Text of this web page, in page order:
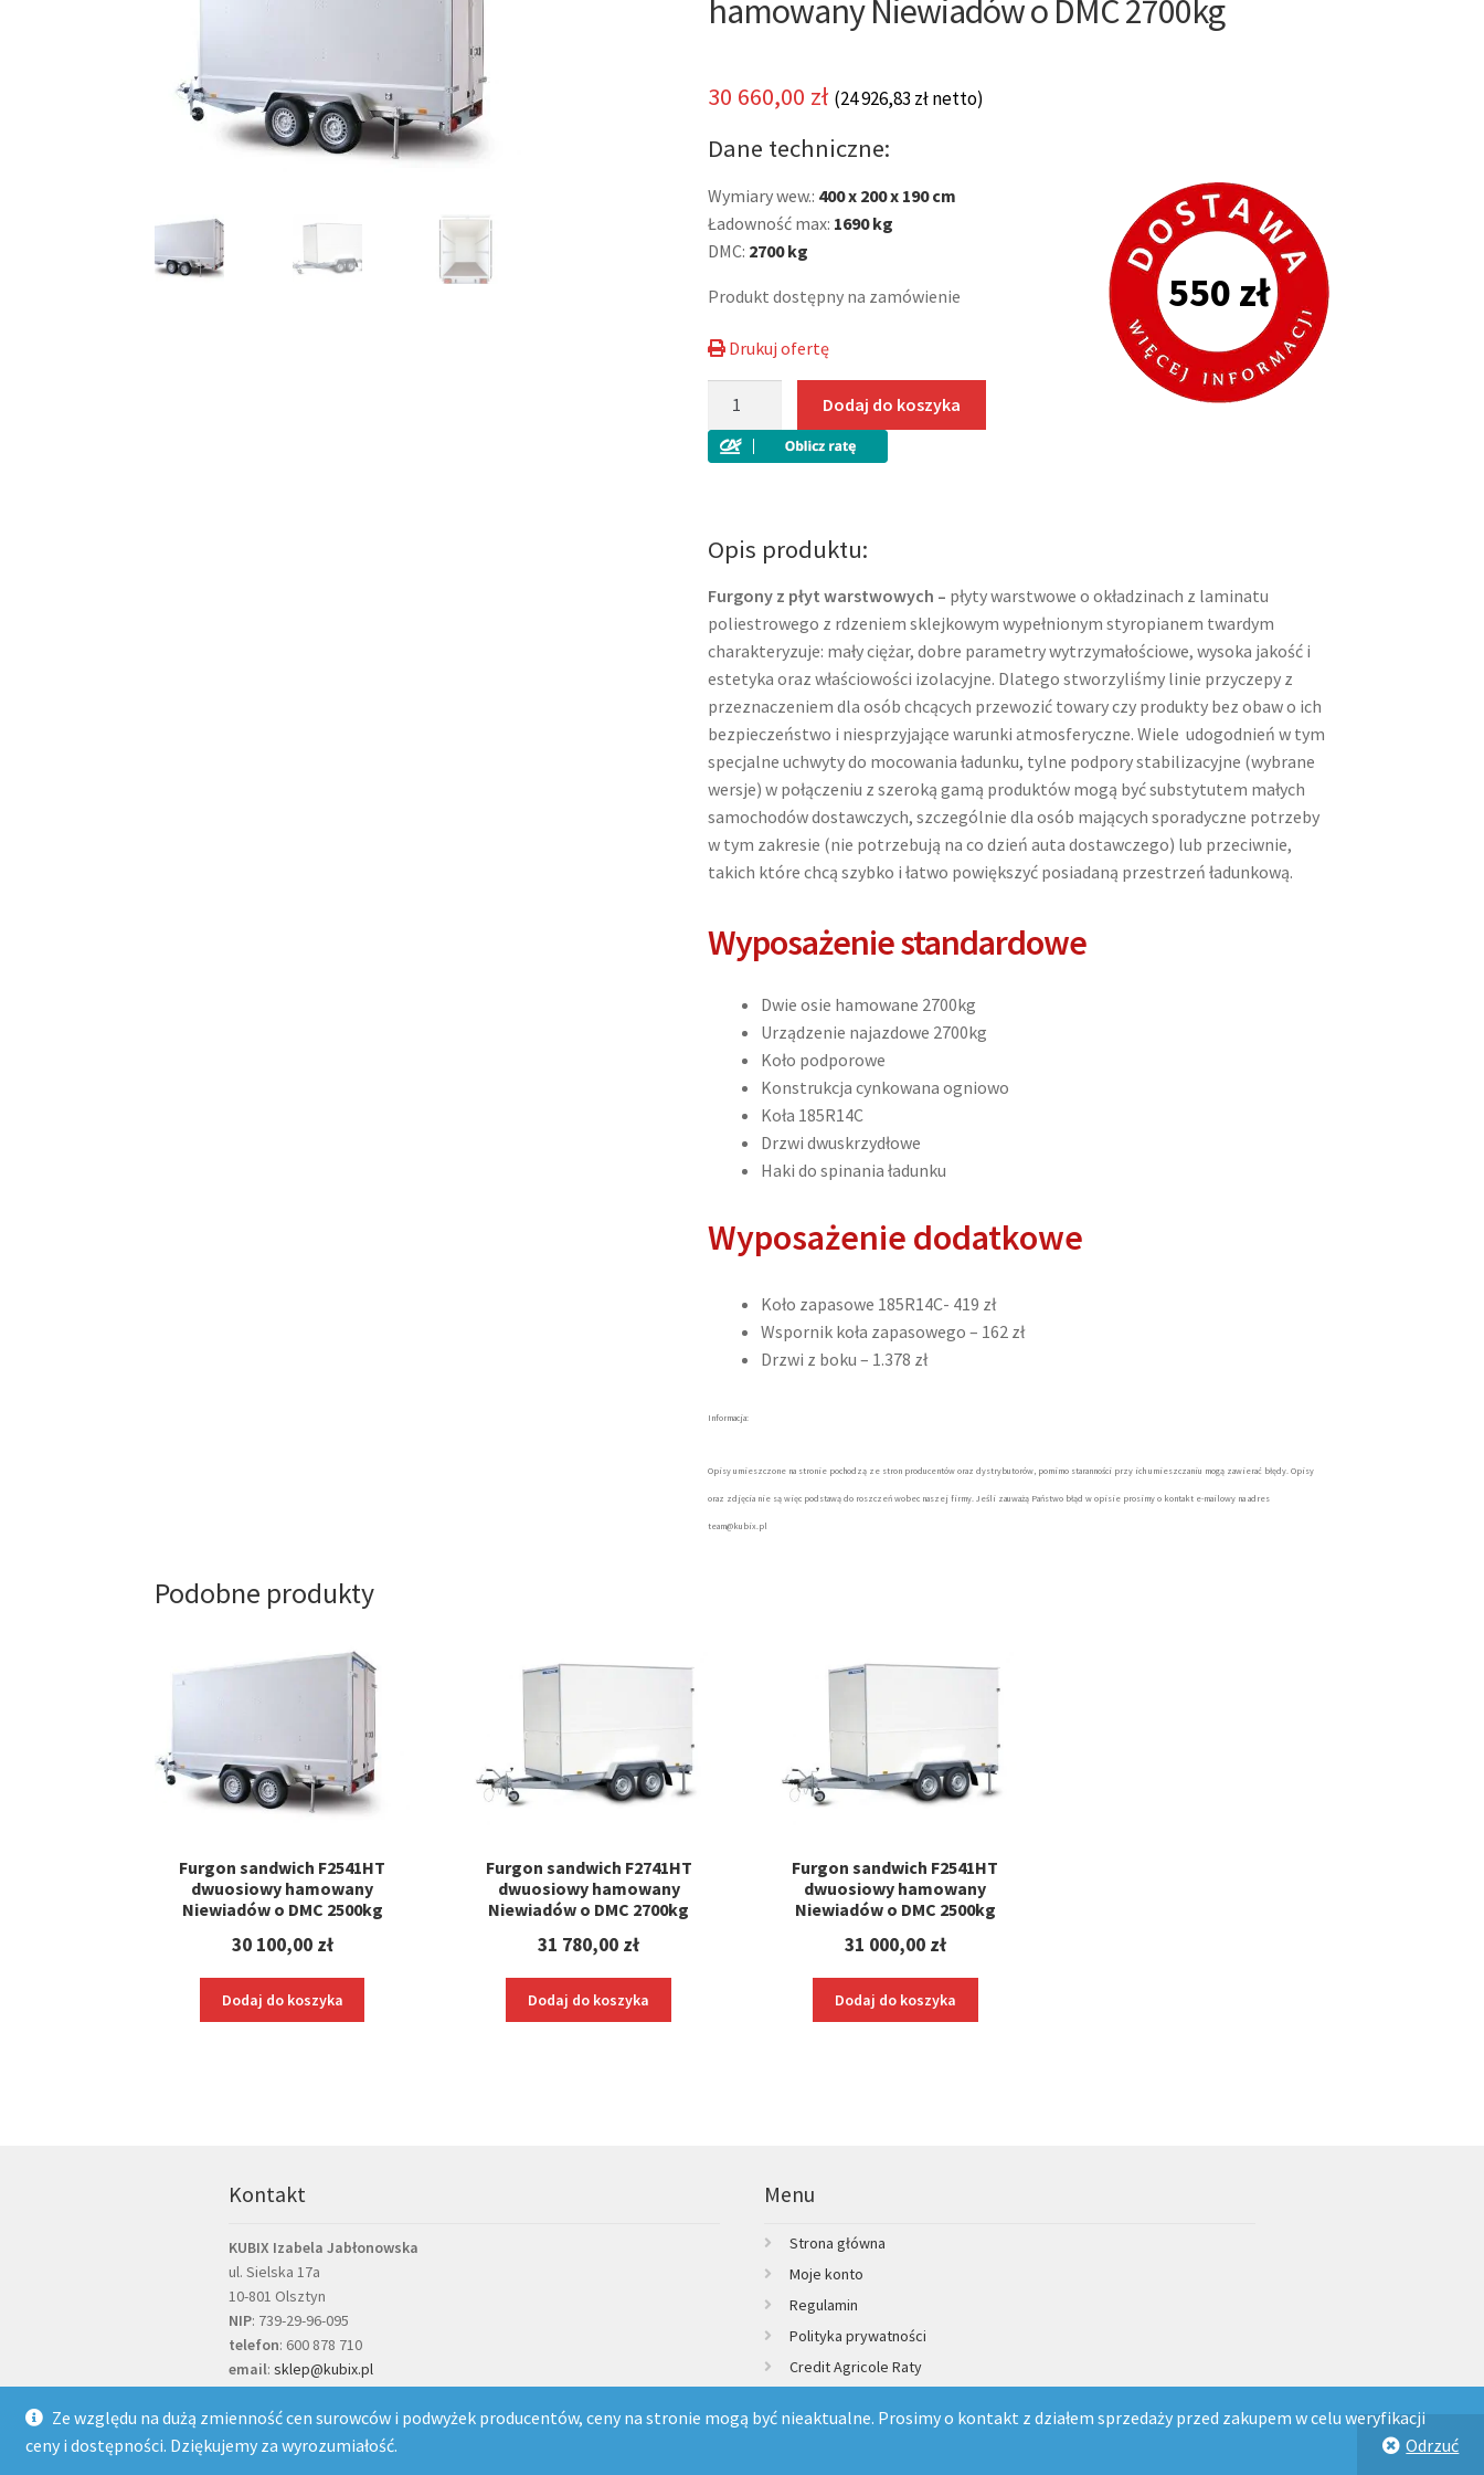
Ze względu na dużą zmienność cen surowców i podwyżek producentów, ceny na stronie mogą być nieaktualne. Prosimy o kontakt z działem sprzedaży przed zakupem w celu weryfikacji
ceny i dostępności. Dziękujemy za wyrozumiałość.
Odrzuć
hamowany Niewiadów o DMC 2700kg
30 660,00 zł (24 926,83 złnetto)
Dane techniczne:
550 zł
Wymiary wew.: 400 x 200 x 190 cm
Ładowność max: 1690 kg
DMC: 2700 kg
Produkt dostępny na zamówienie
Drukuj ofertę
sandwich
Niewiadów
o
DMC
2700kg
Dodaj do koszyka
Opis produktu:
Furgony z płyt warstwowych – płyty warstwowe o okładzinach z laminatu
poliestrowego z rdzeniem sklejkowym wypełnionym styropianem twardym
charakteryzuje: mały ciężar, dobre parametry wytrzymałościowe, wysoka jakość i
estetyka oraz właściowości izolacyjne. Dlatego stworzyliśmy linie przyczepy z
przeznaczeniem dla osób chcących przewozić towary czy produkty bez obaw o ich
bezpieczeństwo i niesprzyjające warunki atmosferyczne. Wiele udogodnień w tym
specjalne uchwyty do mocowania ładunku, tylne podpory stabilizacyjne (wybrane
wersje) w połączeniu z szeroką gamą produktów mogą być substytutem małych
samochodów dostawczych, szczególnie dla osób mających sporadyczne potrzeby
w tym zakresie (nie potrzebują na co dzień auta dostawczego) lub przeciwnie,
takich które chcą szybko i łatwo powiększyć posiadaną przestrzeń ładunkową.
Wyposażenie standardowe
Dwie osie hamowane 2700kg
Urządzenie najazdowe 2700kg
Koło podporowe
Konstrukcja cynkowana ogniowo
Koła 185R14C
Drzwi dwuskrzydłowe
Haki do spinania ładunku
Wyposażenie dodatkowe
Koło zapasowe 185R14C- 419 zł
Wspornik koła zapasowego – 162 zł
Drzwi z boku – 1.378 zł
Informacja:
Opisy umieszczone na stronie pochodzą ze stron producentów oraz dystrybutorów, pomimo staranności przy ich umieszczaniu mogą zawierać błędy. Opisy
oraz zdjęcia nie są więc podstawą do roszczeń wobec naszej firmy. Jeśli zauważą Państwo błąd w opisie prosimy o kontakt e-mailowy na adres
team@kubix.pl
Podobne produkty
Furgon sandwich F2541HT
dwuosiowy hamowany
Niewiadów o DMC 2500kg
30 100,00 zł
Dodaj do koszyka
Furgon sandwich F2741HT
dwuosiowy hamowany
Niewiadów o DMC 2700kg
31 780,00 zł
Dodaj do koszyka
Furgon sandwich F2541HT
dwuosiowy hamowany
Niewiadów o DMC 2500kg
31 000,00 zł
Dodaj do koszyka
Kontakt
KUBIX Izabela Jabłonowska
ul. Sielska 17a
10-801 Olsztyn
NIP: 739-29-96-095
telefon: 600 878 710
email: sklep@kubix.pl
Menu
Strona główna
Moje konto
Regulamin
Polityka prywatności
Credit Agricole Raty
© Kubix 2026 |Polityka prywatności